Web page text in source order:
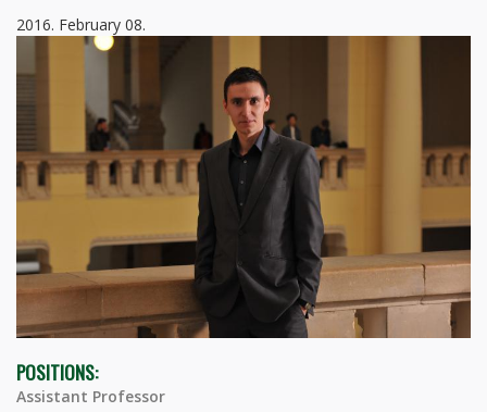
2016. February 08.
POSITIONS:
Assistant Professor